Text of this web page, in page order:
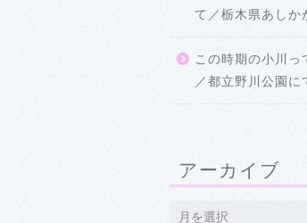
て／栃木県あしか
この時期の小川っ
／都立野川公園に
アーカイブ